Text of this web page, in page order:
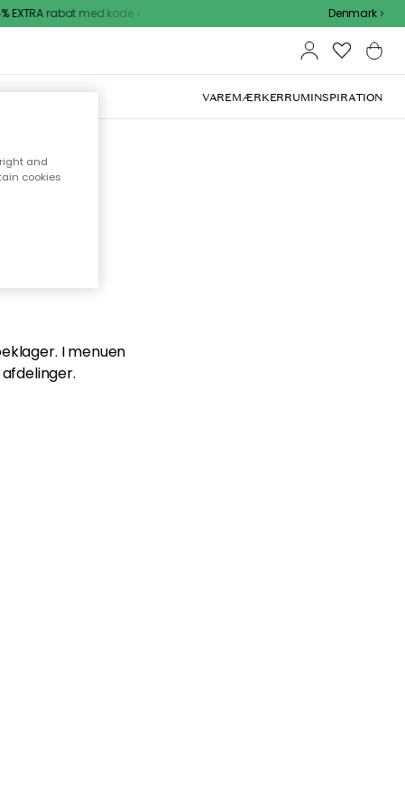
EXTRA rabat med kode Denmark
VAREMÆRKERRUMINSPIRATION
du
I menuen
and
cookies